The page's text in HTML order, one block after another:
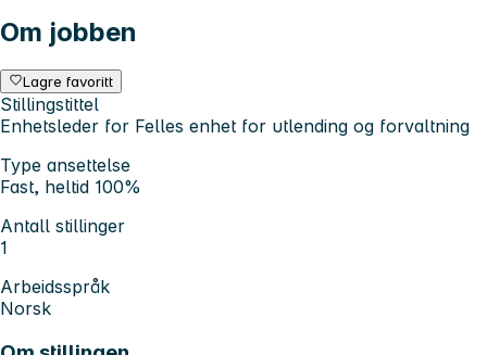
Om jobben
Lagre favoritt
Stillingstittel
Enhetsleder for Felles enhet for utlending og forvaltning
Type ansettelse
Fast, heltid 100%
Antall stillinger
1
Arbeidsspråk
Norsk